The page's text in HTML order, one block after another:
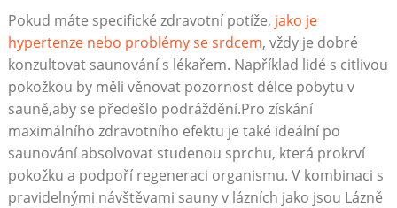
Pokud máte specifické zdravotní potíže, jako je
hypertenze nebo problémy se srdcem, vždy je dobré
konzultovat saunování s lékařem. Například lidé s citlivou
pokožkou by měli věnovat pozornost délce pobytu v
sauně,aby se předešlo podráždění.Pro získání
maximálního zdravotního efektu je také ideální po
saunování absolvovat studenou sprchu, která prokrví
pokožku a podpoří regeneraci organismu. V kombinaci s
pravidelnými návštěvami sauny v lázních jako jsou Lázně